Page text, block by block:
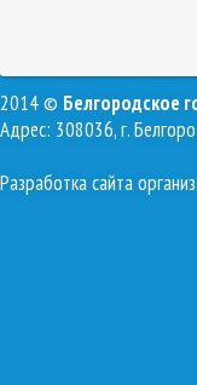
2014 © Белгородское
Адрес: 308036, г.
Разработка сайта